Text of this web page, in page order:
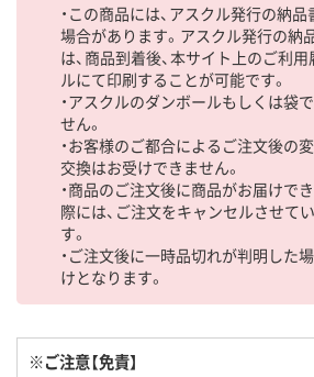
・この商品には、アスクル発行の納
場合があります。アスクル発行の納
は、商品到着後、本サイト上のご利
ルにて印刷することが可能です。
・アスクルのダンボールもしくは袋
せん。
・お客様のご都合によるご注文後の変
交換はお受けできません。
・商品のご注文後に商品がお届けで
際には、ご注文をキャンセルさせて
す。
・ご注文後に一時品切れが判明した
けとなります。
※ご注意【免責】